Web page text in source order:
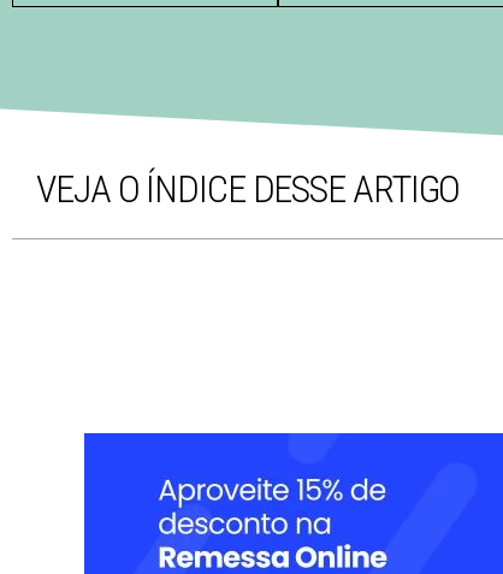
VEJA O ÍNDICE DESSE ARTIGO